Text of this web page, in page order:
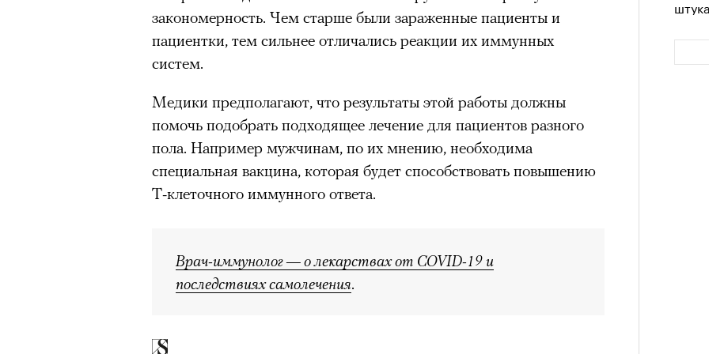
закономерность. Чем старше были зараженные пациенты и
пациентки, тем сильнее отличались реакции их иммунных
систем.
Медики предполагают, что результаты этой работы должны
помочь подобрать подходящее лечение для пациентов разного
пола. Например мужчинам, по их мнению, необходима
специальная вакцина, которая будет способствовать повышению
Т-клеточного иммунного ответа.
Врач-иммунолог — о лекарствах от COVID-19 и
последствиях самолечения.